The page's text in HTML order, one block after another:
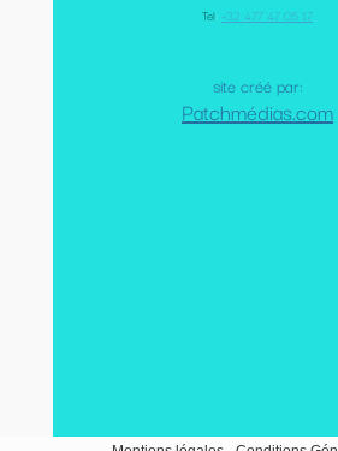
Tel: +32 477 47 05 17
site créé par:
Patchmédias.com